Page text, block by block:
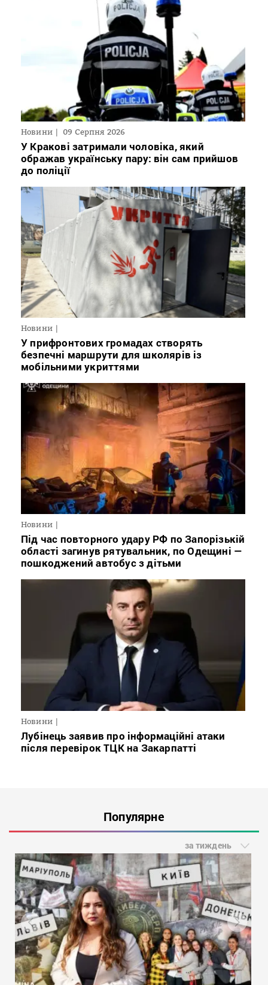
Новини 09 Серпня 2026
У Кракові затримали чоловіка, який
ображав українську пару: він сам прийшов
до поліції
Новини
У прифронтових громадах створять
безпечні маршрути для школярів із
мобільними укриттями
Новини
Під час повторного удару РФ по Запорізькій
області загинув рятувальник, по Одещині —
пошкоджений автобус з дітьми
Новини
Лубінець заявив про інформаційні атаки
після перевірок ТЦК на Закарпатті
Популярне
за тиждень